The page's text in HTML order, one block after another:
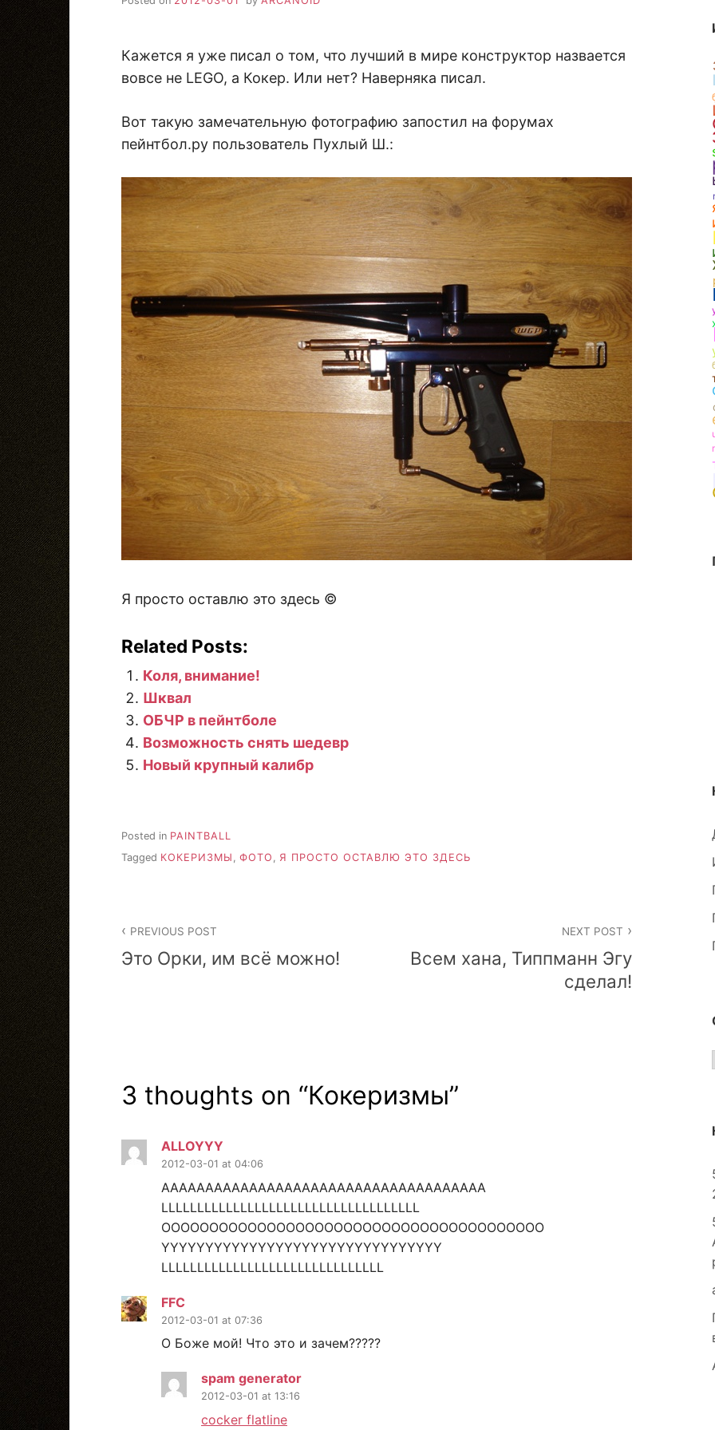
Кажется я уже писал о том, что лучший в мире конструктор назвается
вовсе не LEGO, а Кокер. Или нет? Наверняка писал.
Вот такую замечательную фотографию запостил на форумах
пейнтбол.ру пользователь Пухлый Ш.:
Я просто оставлю это здесь ©
Related Posts:
Коля, внимание!
Шквал
ОБЧР в пейнтболе
Возможность снять шедевр
Новый крупный калибр
Posted in PAINTBALL
Tagged КОКЕРИЗМЫ ФОТО Я ПРОСТО ОСТАВЛЮ ЭТО ЗДЕСЬ
navigation
PREVIOUS POST
Это Орки, им всё можно!
NEXT POST
Всем хана, Типпманн Эгу
сделал!
3 thoughts on “Кокеризмы”
ALLOYYY
2012-03-01 at 04:06
AAAAAAAAAAAAAAAAAAAAAAAAAAAAAAAAAAAAA
LLLLLLLLLLLLLLLLLLLLLLLLLLLLLLLLLLLL
OOOOOOOOOOOOOOOOOOOOOOOOOOOOOOOOOOOOOOOO
YYYYYYYYYYYYYYYYYYYYYYYYYYYYYYYY
LLLLLLLLLLLLLLLLLLLLLLLLLLLLLLL
FFC
2012-03-01 at 07:36
О Боже мой! Что это и зачем?????
spam generator
2012-03-01 at 13:16
cocker flatline